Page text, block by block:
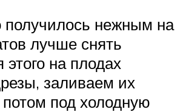
получилось нежным на
лучше снять
на плодах
заливаем их
потом под холодную